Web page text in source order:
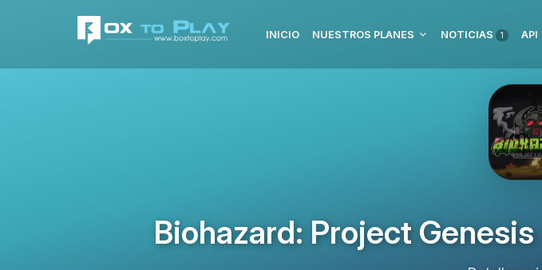
INICIO NUESTROS PLANES NOTICIAS 1 API
Biohazard: Project